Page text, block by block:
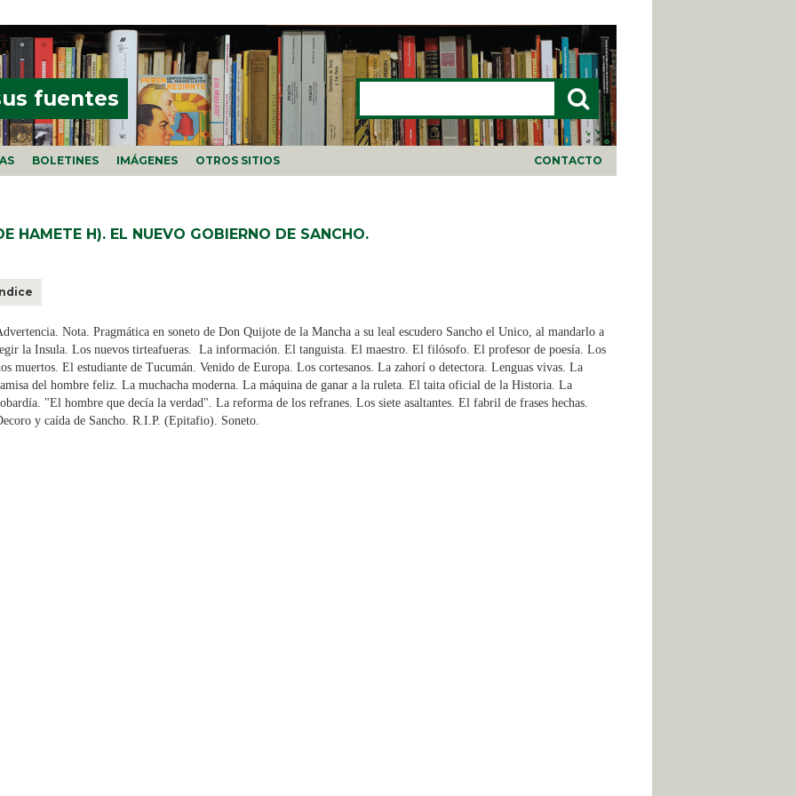
fuentes
Buscar
BOLETINES IMÁGENES OTROS SITIOS CONTACTO
HAMETE H). EL NUEVO GOBIERNO DE SANCHO.
Nota. Pragmática en soneto de Don Quijote de la Mancha a su leal escudero Sancho el Unico, al mandarlo a
la Insula. Los nuevos tirteafueras. La información. El tanguista. El maestro. El filósofo. El profesor de poesía. Los
muertos. El estudiante de Tucumán. Venido de Europa. Los cortesanos. La zahorí o detectora. Lenguas vivas. La
del hombre feliz. La muchacha moderna. La máquina de ganar a la ruleta. El taita oficial de la Historia. La
"El hombre que decía la verdad". La reforma de los refranes. Los siete asaltantes. El fabril de frases hechas.
y caída de Sancho. R.I.P. (Epitafio). Soneto.